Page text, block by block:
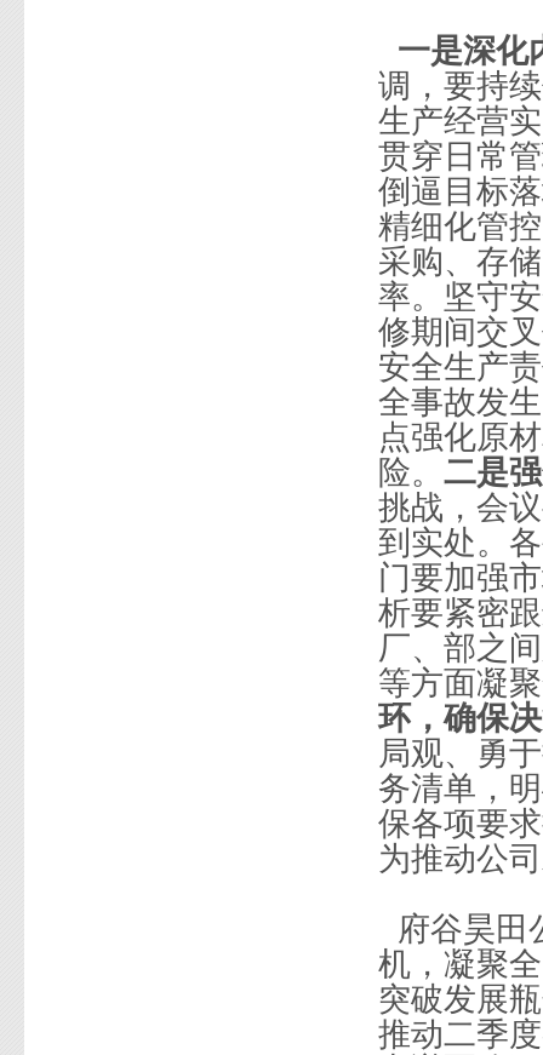
一是深化
调，要持
生产经营
贯穿日常
倒逼目标
精细化管
采购、存
率。坚守
修期间交
安全生产
全事故发
点强化原
险。 二是
挑战，会
到实处。
门要加强
析要紧密
厂、部之
等方面凝
环，确保
局观、勇
务清单，
保各项要
为推动公
府谷昊田
机，凝聚
突破发展
推动二季